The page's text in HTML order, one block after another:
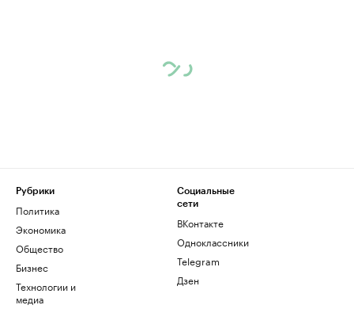
Рубрики
Политика
Экономика
Общество
Бизнес
Технологии и
медиа
Социальные
сети
ВКонтакте
Одноклассники
Telegram
Дзен